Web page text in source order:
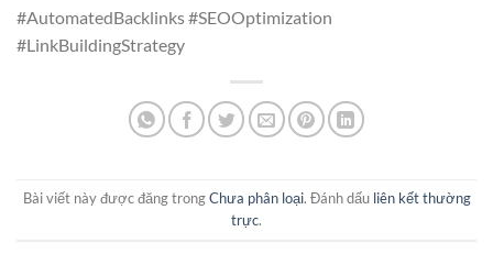
#AutomatedBacklinks #SEOOptimization
#LinkBuildingStrategy
Bài viết này được đăng trongChưa phân loại. Đánh dấu liên kết thường
trực.